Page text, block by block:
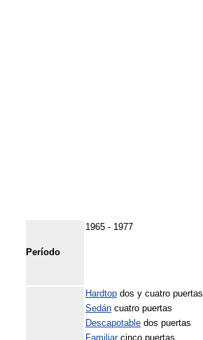
Período
1965 - 1977
Hardtop dos y cuatro puertas
Sedán cuatro puertas
Descapotable dos puertas
Familiarcinco puertas